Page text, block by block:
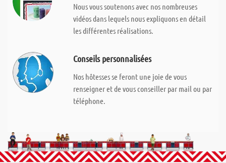
Nous vous soutenons avec nos nombreuses
vidéos dans lequels nous expliquons en détail
les différentes réalisations.
Conseils personnalisées
Nos hôtesses se feront une joie de vous
renseigner et de vous conseiller par mail ou par
téléphone.